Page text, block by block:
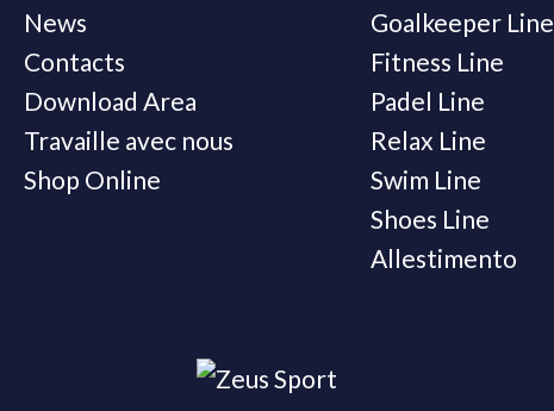
News
Contacts
Download Area
Travaille avec nous
Shop Online
Goalkeeper Line
Fitness Line
Padel Line
Relax Line
Swim Line
Shoes Line
Allestimento